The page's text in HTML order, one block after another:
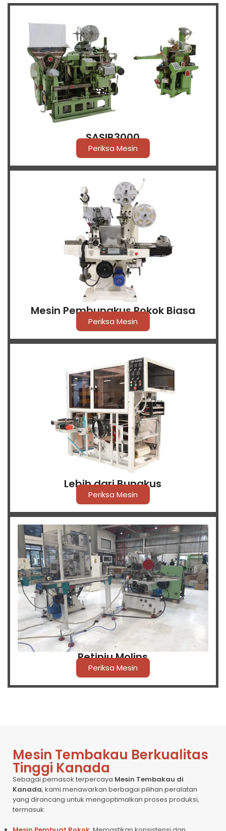
SASIB3000
Periksa Mesin
Mesin Pembungkus Rokok Biasa
Periksa Mesin
Lebih dari Bungkus
Periksa Mesin
Petinju Molins
Periksa Mesin
Mesin Tembakau Berkualitas
Tinggi Kanada
Sebagai pemasok terpercaya Mesin Tembakau di
Kanada, kami menawarkan berbagai pilihan peralatan
yang dirancang untuk mengoptimalkan proses produksi,
termasuk: